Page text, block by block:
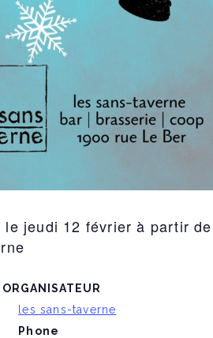
jeudi 12 février à partir
ORGANISATEUR
les sans-taverne
Phone